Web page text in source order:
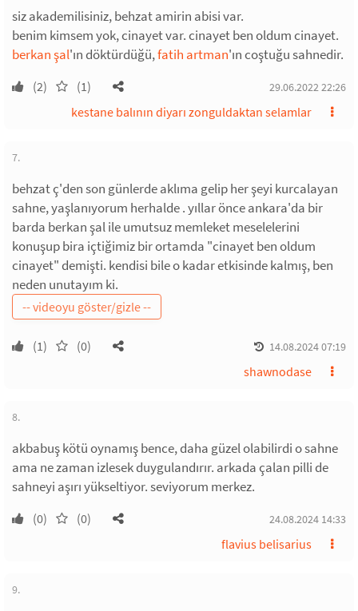
siz akademilisiniz, behzat amirin abisi var.
benim kimsem yok, cinayet var. cinayet ben oldum cinayet.
berkan şal'ın döktürdüğü,fatih artman'ın coştuğu sahnedir.
(2) (1) 29.06.2022 22:26
kestane balının diyarı zonguldaktan selamlar
7.
behzat ç'den son günlerde aklıma gelip her şeyi kurcalayan
sahne, yaşlanıyorum herhalde . yıllar önce ankara'da bir
barda berkan şal ile umutsuz memleket meselelerini
konuşup bira içtiğimiz bir ortamda "cinayet ben oldum
cinayet" demişti. kendisi bile o kadar etkisinde kalmış, ben
neden unutayım ki.
(1) (0) 14.08.2024 07:19
shawnodase
8.
akbabuş kötü oynamış bence, daha güzel olabilirdi o sahne
ama ne zaman izlesek duygulandırır. arkada çalan pilli de
sahneyi aşırı yükseltiyor. seviyorum merkez.
(0) (0) 24.08.2024 14:33
flavius belisarius
9.